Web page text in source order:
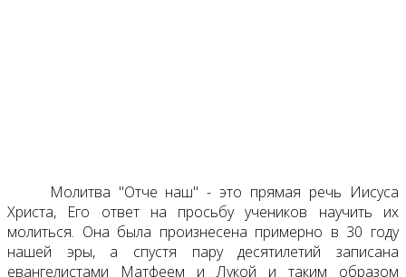
Молитва "Отче наш" - это прямая речь Иисуса
Христа, Его ответ на просьбу учеников научить их
молиться. Она была произнесена примерно в 30 году
нашей эры, а спустя пару десятилетий записана
евангелистами Матфеем и Лукой и таким образом